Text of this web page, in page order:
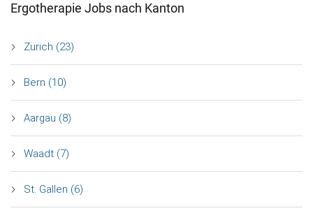
Ergotherapie Jobs nach Kanton
Zürich (23)
Bern (10)
Aargau (8)
Waadt (7)
St. Gallen (6)